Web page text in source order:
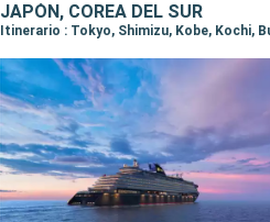
JAPÓN, COREA DEL SUR
Itinerario : Tokyo, Shimizu, Kobe, Kochi,